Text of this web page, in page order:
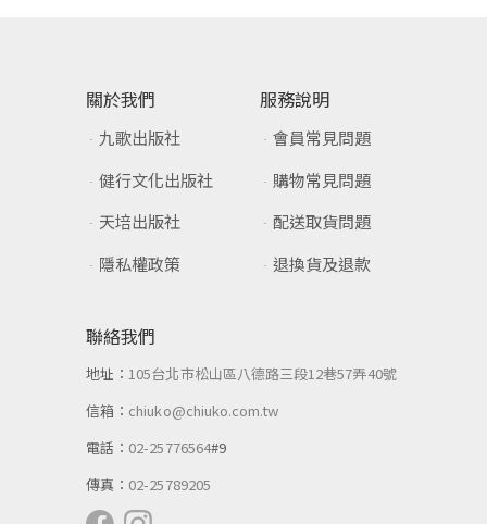
關於我們
九歌出版社
健行文化出版社
天培出版社
隱私權政策
服務說明
會員常見問題
購物常見問題
配送取貨問題
退換貨及退款
聯絡我們
地址：105台北市松山區八德路三段12巷57弄40號
信箱： chiuko@chiuko.com.tw
電話： 02-25776564#9
傳真： 02-25789205